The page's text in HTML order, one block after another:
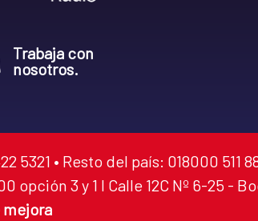
Trabaja con
nosotros.
5321 • Resto del país: 018000 511
opción 3 y 1 I Calle 12C Nº 6-25 -